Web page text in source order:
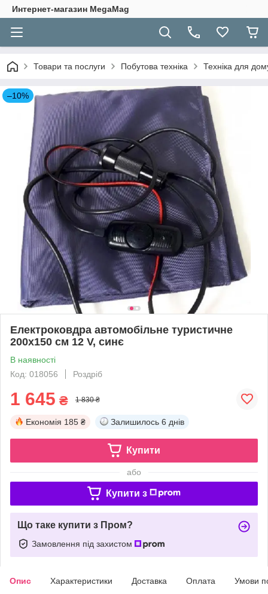
Интернет-магазин MegaMag
Товари та послуги Побутова техніка Техніка для
–10%
Електроковдра автомобільне туристичне
200х150 см 12 V, синє
В наявності
Код: 018056
Роздріб
1 645 ₴ 1 830 ₴
Економія 185 ₴ Залишилось 6 днів
Купити
або
Купити з
Що таке купити з Пром?
Замовлення під захистом
Опис Характеристики Доставка Оплата Умови